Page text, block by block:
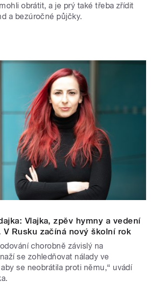
obrátit, a je prý také třeba zřídit
a bezúročné půjčky.
Vlajka, zpěv hymny a vedení
Rusku začíná nový školní rok
chorobně závislý na
se zohledňovat nálady ve
se neobrátila proti němu,“ uvádí